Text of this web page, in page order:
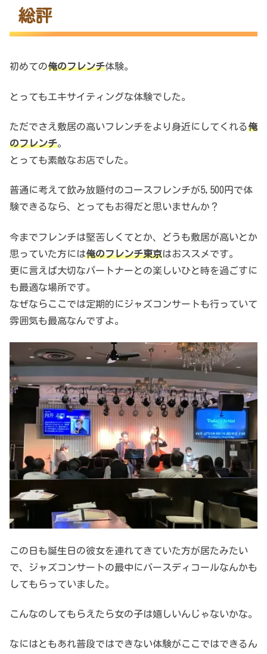
総評
初めての俺のフレンチ体験。
とってもエキサイティングな体験でした。
ただでさえ敷居の高いフレンチをより身近にしてくれる俺
のフレンチ。
とっても素敵なお店でした。
普通に考えて飲み放題付のコースフレンチが5,500円で体
験できるなら、とってもお得だと思いませんか？
今までフレンチは堅苦しくてとか、どうも敷居が高いとか
思っていた方には俺のフレンチ東京はおススメです。
更に言えば大切なパートナーとの楽しいひと時を過ごすに
も最適な場所です。
なぜならここでは定期的にジャズコンサートも行っていて
雰囲気も最高なんですよ。
この日も誕生日の彼女を連れてきていた方が居たみたい
で、ジャズコンサートの最中にバースディコールなんかも
してもらっていました。
こんなのしてもらえたら女の子は嬉しいんじゃないかな。
なにはともあれ普段ではできない体験がここではできるん